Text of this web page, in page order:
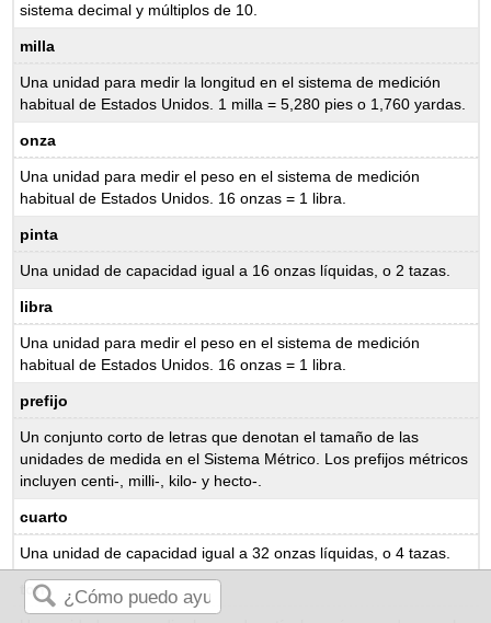
sistema decimal y múltiplos de 10.
milla
Una unidad para medir la longitud en el sistema de medición
habitual de Estados Unidos. 1 milla = 5,280 pies o 1,760 yardas.
onza
Una unidad para medir el peso en el sistema de medición
habitual de Estados Unidos. 16 onzas = 1 libra.
pinta
Una unidad de capacidad igual a 16 onzas líquidas, o 2 tazas.
libra
Una unidad para medir el peso en el sistema de medición
habitual de Estados Unidos. 16 onzas = 1 libra.
prefijo
Un conjunto corto de letras que denotan el tamaño de las
unidades de medida en el Sistema Métrico. Los prefijos métricos
incluyen centi-, milli-, kilo- y hecto-.
cuarto
Una unidad de capacidad igual a 32 onzas líquidas, o 4 tazas.
ton